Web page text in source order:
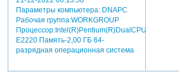
Параметры компьютера:DNAPC
Рабочая группа:WORKGROUP
Процессор:Intel(R)Pentium(R)DualCPU
E2220 Память-2,00 ГБ 64-
разрядная операционная система